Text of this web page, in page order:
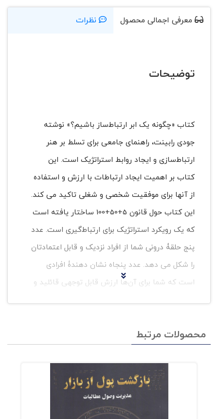
معرفی اجمالی محصول نظرات
توضیحات
کتاب «چگونه یک ابر ارتباط‌ساز باشیم؟» نوشته
جودی رابینت، راهنمای جامعی برای تسلط بر هنر
ارتباط‌سازی و ایجاد روابط استراتژیک است. این
کتاب بر اهمیت ایجاد ارتباطات با ارزش و استفاده
از آنها برای موفقیت شخصی و شغلی تاکید می کند.
این کتاب حول قانون 5+50+100 ساختار یافته است
که یک رویکرد استراتژیک برای ارتباط‌گیری است. عدد
پنج حلقۀ درونی شما از افراد نزدیک و قابل اعتمادتان
را شکل می دهد. عدد پنجاه نشان دهندۀ افرادی
است که شما برای آن‌ها ارزش قابل توجهی قائلید و
می شود. رابینت تاکید می کند که هیچ کس نمی
دستیابی به موفقیت در هر زمینه ای ضروری است.
این روابط با افرادی شکل می گیرد که می توانند
منابع، اطلاعات یا ارتباطات ارزشمندی را ارائه دهند.
محصولات مرتبط